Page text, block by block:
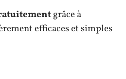
grâce à
efficaces et simples